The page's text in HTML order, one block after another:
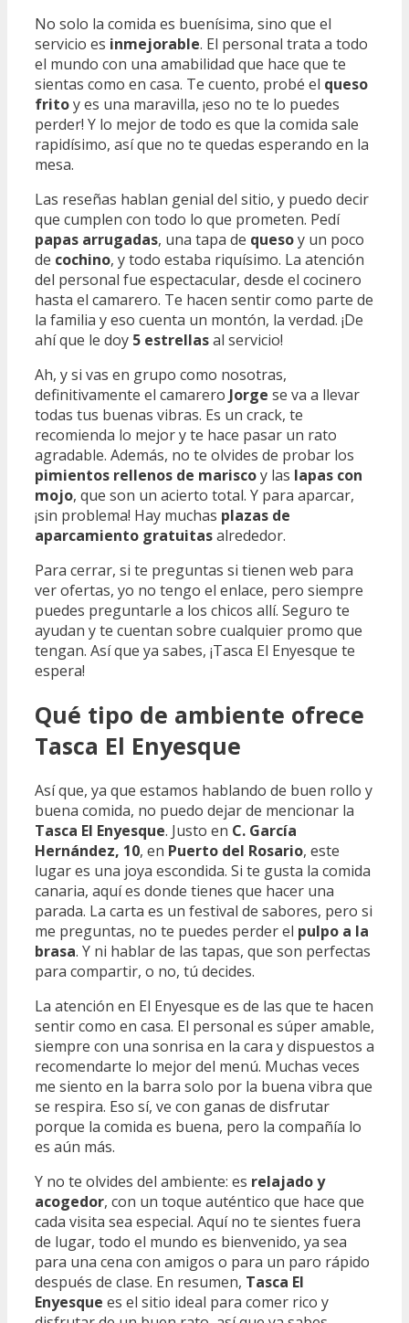
No solo la comida es buenísima, sino que el
servicio es inmejorable. El personal trata a todo
el mundo con una amabilidad que hace que te
sientas como en casa. Te cuento, probé el queso
fritoy es una maravilla, ¡eso no te lo puedes
perder! Y lo mejor de todo es que la comida sale
rapidísimo, así que no te quedas esperando en la
mesa.
Las reseñas hablan genial del sitio, y puedo decir
que cumplen con todo lo que prometen. Pedí
papas arrugadas, una tapa de quesoy un poco
de cochino, y todo estaba riquísimo. La atención
del personal fue espectacular, desde el cocinero
hasta el camarero. Te hacen sentir como parte de
la familia y eso cuenta un montón, la verdad. ¡De
ahí que le doy 5 estrellasal servicio!
Ah, y si vas en grupo como nosotras,
definitivamente el camarero Jorge se va a llevar
todas tus buenas vibras. Es un crack, te
recomienda lo mejor y te hace pasar un rato
agradable. Además, no te olvides de probar los
pimientos rellenos de mariscoy las lapas con
mojo, que son un acierto total. Y para aparcar,
¡sin problema! Hay muchas plazas de
aparcamiento gratuitasalrededor.
Para cerrar, si te preguntas si tienen web para
ver ofertas, yo no tengo el enlace, pero siempre
puedes preguntarle a los chicos allí. Seguro te
ayudan y te cuentan sobre cualquier promo que
tengan. Así que ya sabes, ¡Tasca El Enyesque te
espera!
Qué tipo de ambiente ofrece
Tasca El Enyesque
Así que, ya que estamos hablando de buen rollo y
buena comida, no puedo dejar de mencionar la
Tasca El Enyesque. Justo en C. García
Hernández, 10, en Puerto del Rosario, este
lugar es una joya escondida. Si te gusta la comida
canaria, aquí es donde tienes que hacer una
parada. La carta es un festival de sabores, pero si
me preguntas, no te puedes perder el pulpo a la
brasa. Y ni hablar de las tapas, que son perfectas
para compartir, o no, tú decides.
La atención en El Enyesque es de las que te hacen
sentir como en casa. El personal es súper amable,
siempre con una sonrisa en la cara y dispuestos a
recomendarte lo mejor del menú. Muchas veces
me siento en la barra solo por la buena vibra que
se respira. Eso sí, ve con ganas de disfrutar
porque la comida es buena, pero la compañía lo
es aún más.
Y no te olvides del ambiente: es relajado y
acogedor, con un toque auténtico que hace que
cada visita sea especial. Aquí no te sientes fuera
de lugar, todo el mundo es bienvenido, ya sea
para una cena con amigos o para un paro rápido
después de clase. En resumen, Tasca El
Enyesque es el sitio ideal para comer rico y